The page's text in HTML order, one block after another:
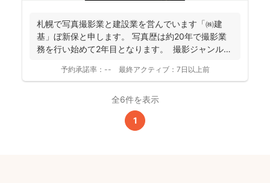
札幌で写真撮影業と建設業を営んでいます「㈱建
基」ぼ新保と申します。 写真歴は約20年で撮影業
務を行い始めて2年目となります。 撮影ジャンルは
予約承諾率： -- 最終アクティブ： 7日以上前
全6件を表示
1